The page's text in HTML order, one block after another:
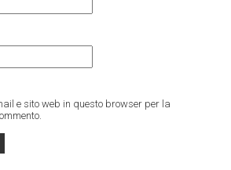
e sito web in questo browser per la